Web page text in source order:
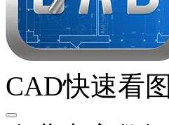
CAD快速看图